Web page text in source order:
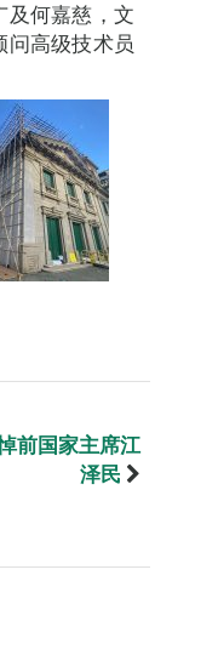
及何嘉慈，文
高级技术员
前国家主席江
泽民